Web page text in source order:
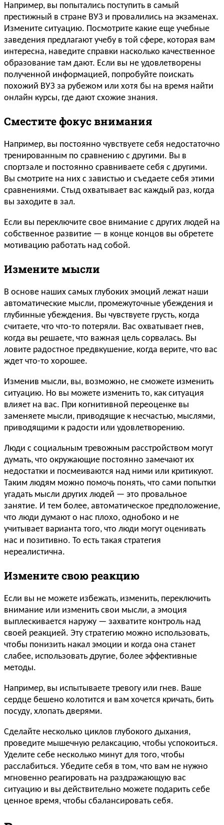
Например, вы попытались поступить в самый
престижный в стране ВУЗ и провалились на экзаменах.
Измените ситуацию. Посмотрите какие еще учебные
заведения предлагают учебу в той сфере, которая вам
интересна, наведите справки насколько качественное
образование там дают. Если вы не удовлетворены
полученной информацией, попробуйте поискать
похожий ВУЗ за рубежом или хотя бы на время найти
онлайн курсы, где дают схожие знания.
Сместите фокус внимания
Например, вы постоянно чувствуете себя недостаточно
тренированным по сравнению с другими. Вы в
спортзале и постоянно сравниваете себя с другими.
Вы смотрите на них с завистью и съедаете себя этими
сравнениями. Стыд охватывает вас каждый раз, когда
вы заходите в зал.
Если вы переключите свое внимание с других людей на
собственное развитие — в конце концов вы обретете
мотивацию работать над собой.
Измените мысли
В основе наших самых глубоких эмоций лежат наши
автоматические мысли, промежуточные убеждения и
глубинные убеждения. Вы чувствуете грусть, когда
считаете, что что-то потеряли. Вас охватывает гнев,
когда вы решаете, что важная цель сорвалась. Вы
ловите радостное предвкушение, когда верите, что вас
ждет что-то хорошее.
Изменив мысли, вы, возможно, не сможете изменить
ситуацию. Но вы можете изменить то, как ситуация
влияет на вас. При когнитивной переоценке вы
заменяете мысли, приводящие к несчастью, мыслями,
приводящими к радости или удовлетворению.
Люди с социальным тревожным расстройством могут
думать, что окружающие постоянно замечают их
недостатки и посмеиваются над ними или критикуют.
Таким людям можно помочь понять, что сами попытки
угадать мысли других людей — это провальное
занятие. И тем более, автоматическое предположение,
что люди думают о нас плохо, однобоко и не
учитывает варианта того, что люди могут оценивать
нас и позитивно. То есть такая стратегия
нереалистична.
Измените свою реакцию
Если вы не можете избежать, изменить, переключить
внимание или изменить свои мысли, а эмоция
выплескивается наружу — захватите контроль над
своей реакцией. Эту стратегию можно использовать,
чтобы понизить накал эмоции и когда она станет
слабее, использовать другие, более эффективные
методы.
Например, вы испытываете тревогу или гнев. Ваше
сердце бешено колотится и вам хочется кричать, бить
посуду, хлопать дверями.
Сделайте несколько циклов глубокого дыхания,
проведите мышечную релаксацию, чтобы успокоиться.
Уделите себе несколько минут для того, чтобы
расслабиться. Убедите себя в том, что вам не нужно
мгновенно реагировать на раздражающую вас
ситуацию и вы действительно можете подарить себе
ценное время, чтобы сбалансировать себя.